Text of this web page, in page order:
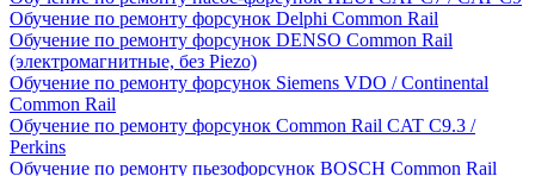
Обучение по ремонту форсунок Delphi Common Rail
Обучение по ремонту форсунок DENSO Common Rail
(электромагнитные, без Piezo)
Обучение по ремонту форсунок Siemens VDO / Continental
Common Rail
Обучение по ремонту форсунок Common Rail CAT C9.3 /
Perkins
Обучение по ремонту пьезофорсунок BOSCH Common Rail